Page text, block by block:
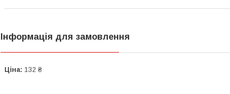
Інформація для замовлення
Ціна: 132 ₴